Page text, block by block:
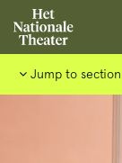
Jump to section